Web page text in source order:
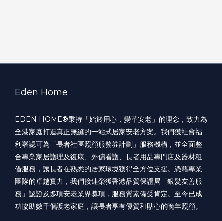
Eden Home
EDEN HOME®️秉持「始於用心，變革安老」的理念，致力為
全港家庭打造真正無縫的一站式居家安老方案。我們獲社會福
利署認可為「長者社區照顧服務券計劃」服務機構，並全面整
合專業家居護理及復康、外傭看護、長者用品專門店及器材租
借服務，讓長者在熟悉的居家環境獲得全方位支援。憑藉專業
團隊的卓越實力，我們接連榮獲香港品質保證局「銀髮友善服
務」認證及多項安老業界獎項，服務質素備受肯定。至今已成
功協助數千個護老家庭，讓長者享有優質和貼心的晚年照顧。